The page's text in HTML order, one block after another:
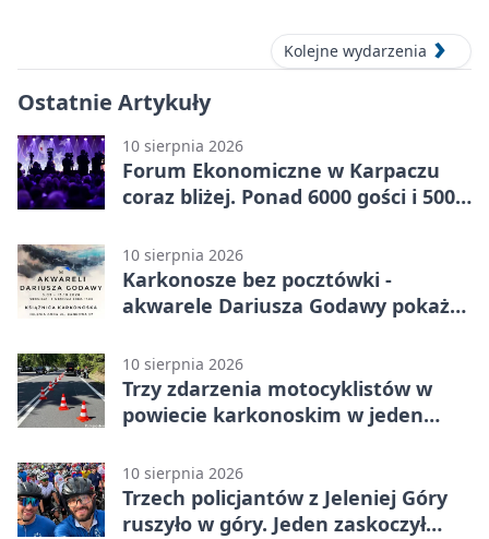
Kolejne wydarzenia
Ostatnie Artykuły
10 sierpnia 2026
Forum Ekonomiczne w Karpaczu
coraz bliżej. Ponad 6000 gości i 500
10 sierpnia 2026
Karkonosze bez pocztówki -
akwarele Dariusza Godawy pokażą
10 sierpnia 2026
Trzy zdarzenia motocyklistów w
powiecie karkonoskim w jeden
10 sierpnia 2026
Trzech policjantów z Jeleniej Góry
ruszyło w góry. Jeden zaskoczył